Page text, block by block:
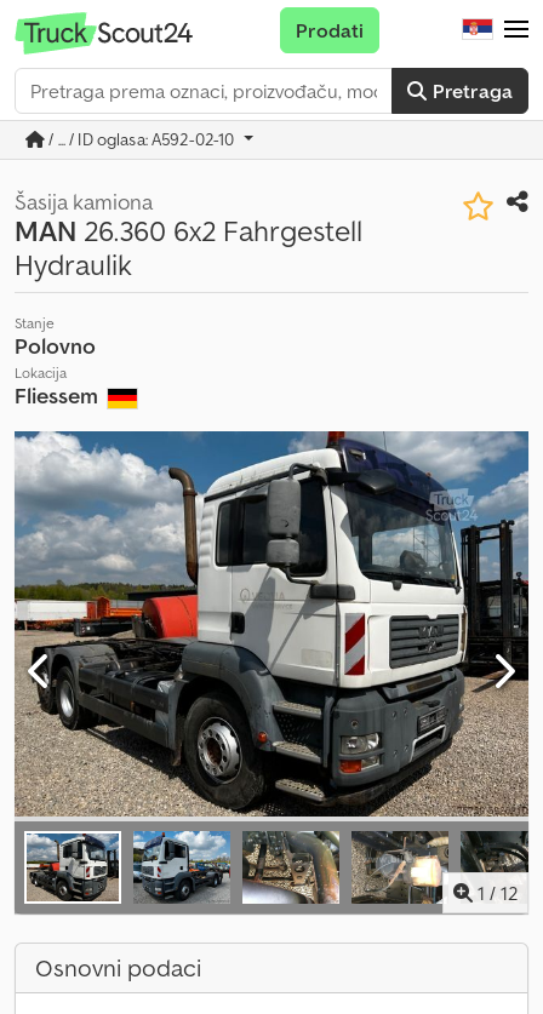
Pretraga
Prodati
/ ... / ID oglasa: A592-02-10
Šasija kamiona
MAN 26.360 6x2 Fahrgestell
Hydraulik
Stanje
Polovno
Lokacija
Fliessem
1 / 12
Osnovni podaci